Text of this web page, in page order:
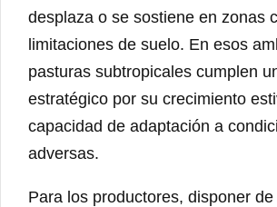
desplaza o se sostiene en zonas
limitaciones de suelo. En esos
pasturas subtropicales cumplen
estratégico por su crecimiento
capacidad de adaptación a
adversas.
Para los productores, disponer